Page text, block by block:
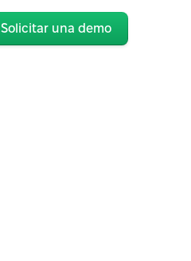
Solicitar una demo